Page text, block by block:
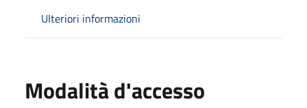
Ulteriori informazioni
Modalità d'accesso